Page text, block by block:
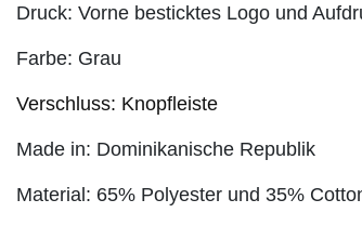
Druck: Vorne besticktes Logo und
Farbe: Grau
Verschluss: Knopfleiste
Made in: Dominikanische Republik
Material: 65% Polyester und 35%